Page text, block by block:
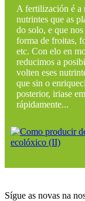
A fertilización é a
nutrintes que as
do solo, e que
forma de froitas,
etc. Con elo en
reducimos a
volten eses
que sin o
posterior, iriase
rápidamente...
Sígue as novas na